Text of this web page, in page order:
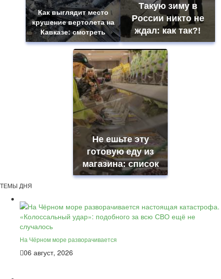
Как выглядит место
крушение вертолета на
Кавказе: смотреть
Такую зиму в
России никто не
ждал: как так?!
Не ешьте эту
готовую еду из
магазина: список
ТЕМЫ ДНЯ
На Чёрном море разворачивается
06 август, 2026